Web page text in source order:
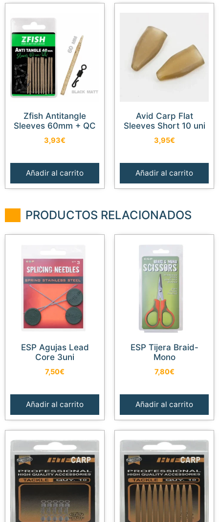
Zfish Antitangle
Sleeves 60mm + QC
3,93€
Añadir al carrito
Avid Carp Flat
Sleeves Short 10 uni
3,95€
Añadir al carrito
PRODUCTOS RELACIONADOS
ESP Agujas Lead
Core 3uni
7,50€
Añadir al carrito
ESP Tijera Braid-
Mono
7,80€
Añadir al carrito